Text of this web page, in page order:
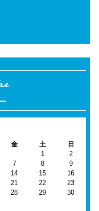
金 土
日
1
2
7 8
9
14 15
16
21 22
23
28 29
30